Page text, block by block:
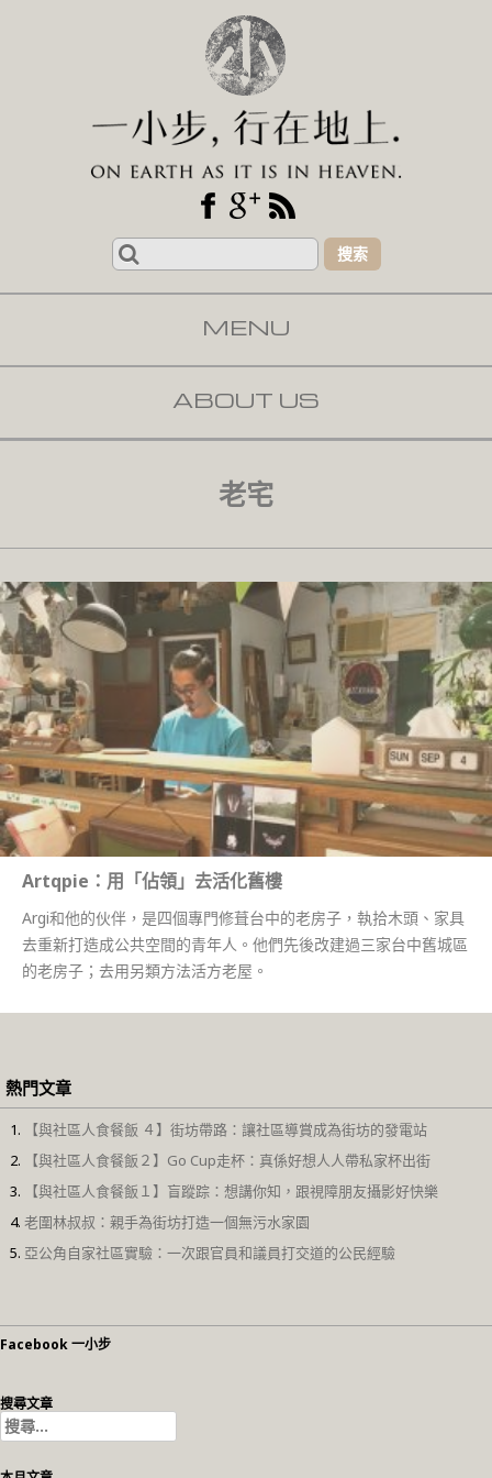
Search
for:
MENU
SKIP TO CONTENT
ABOUT US
老宅
Artqpie：用「佔領」去活化舊樓
Argi和他的伙伴，是四個專門修葺台中的老房子，執拾木頭、家具
去重新打造成公共空間的青年人。他們先後改建過三家台中舊城區
的老房子；去用另類方法活方老屋。
熱門文章
【與社區人食餐飯 ４】街坊帶路：讓社區導賞成為街坊的發電站
【與社區人食餐飯２】Go Cup走杯：真係好想人人帶私家杯出街
【與社區人食餐飯１】盲蹤踪：想講你知，跟視障朋友攝影好快樂
老圍林叔叔：親手為街坊打造一個無污水家園
亞公角自家社區實驗：一次跟官員和議員打交道的公民經驗
Facebook 一小步
搜尋文章
搜
尋
關